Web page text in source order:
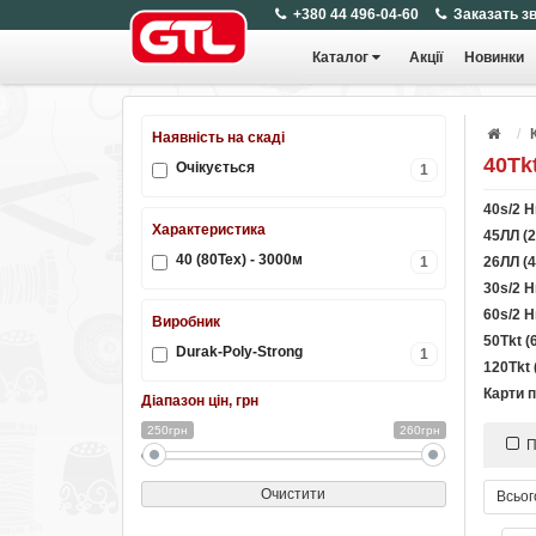
+380 44 496-04-60 Заказать
Каталог Акції Новинки
Наявність на скаді
1
Очікується
Характеристика
1
40 (80Tex) - 3000м
Виробник
1
Durak-Poly-Strong
Діапазон цін, грн
250грн 260грн
Очистити
40s/2
45ЛЛ
26ЛЛ
30s/2
60s/2
50Tkt
120Tkt
Карти